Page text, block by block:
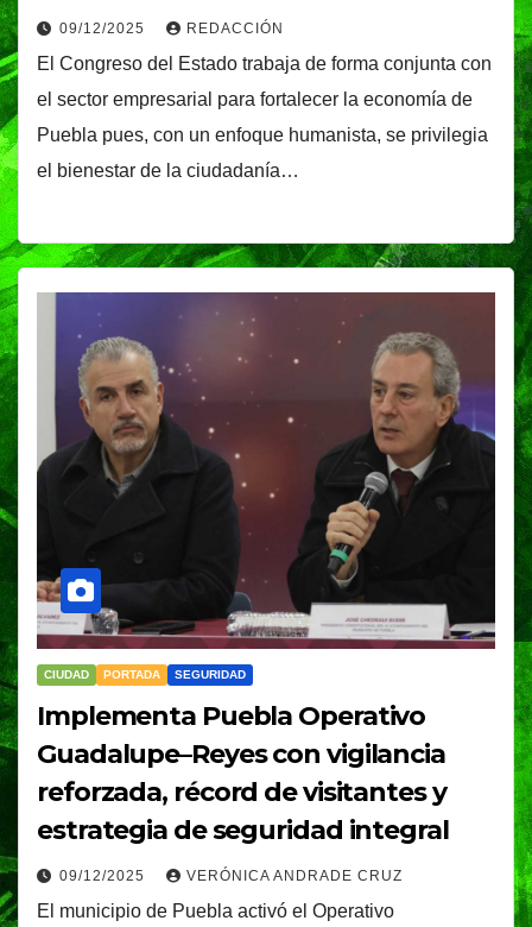
09/12/2025 REDACCIÓN
El Congreso del Estado trabaja de forma conjunta con
el sector empresarial para fortalecer la economía de
Puebla pues, con un enfoque humanista, se privilegia
el bienestar de la ciudadanía…
CIUDAD PORTADA SEGURIDAD
Implementa Puebla Operativo
Guadalupe–Reyes con vigilancia
reforzada, récord de visitantes y
estrategia de seguridad integral
09/12/2025 VERÓNICA ANDRADE CRUZ
El municipio de Puebla activó el Operativo